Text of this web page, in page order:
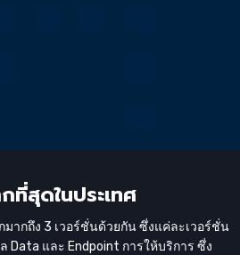
ที่สุดในประเทศ
มากถึง 3 เวอร์ชั่นด้วยกัน ซึ่งแค่ละเวอร์ชั่น
Data และ Endpoint การให้บริการ ซึ่ง